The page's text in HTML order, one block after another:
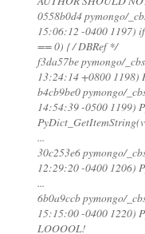
0558b0d4 pymongo/
15:06:12 -0400 1197)
== 0) { / DBRef */
f3da57be pymongo/
13:24:14 +0800 1198)
b4cb9be0 pymongo/
14:54:39 -0500 1199)
...
30c253e6 pymongo/
12:29:20 -0400 1206)
...
6b0a9ccb pymongo/
15:15:00 -0400 1220)
LOOOOL!